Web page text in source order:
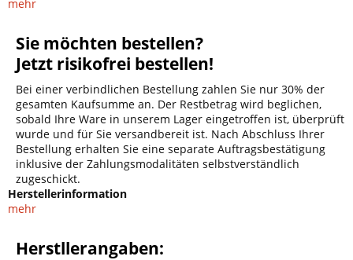
mehr
Sie möchten bestellen?
Jetzt risikofrei bestellen!
Bei einer verbindlichen Bestellung zahlen Sie nur 30% der
gesamten Kaufsumme an. Der Restbetrag wird beglichen,
sobald Ihre Ware in unserem Lager eingetroffen ist, überprüft
wurde und für Sie versandbereit ist. Nach Abschluss Ihrer
Bestellung erhalten Sie eine separate Auftragsbestätigung
inklusive der Zahlungsmodalitäten selbstverständlich
zugeschickt.
Herstellerinformation
mehr
Herstllerangaben: